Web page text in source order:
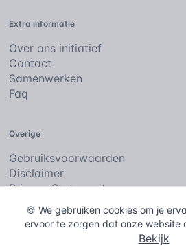
Extra informatie
Over ons initiatief
Contact
Samenwerken
Faq
Overige
Gebruiksvoorwaarden
Disclaimer
Privacy Statement
Cookies
🍪 We gebruiken cookies om je
ervoor te zorgen dat onze website
Bekijk